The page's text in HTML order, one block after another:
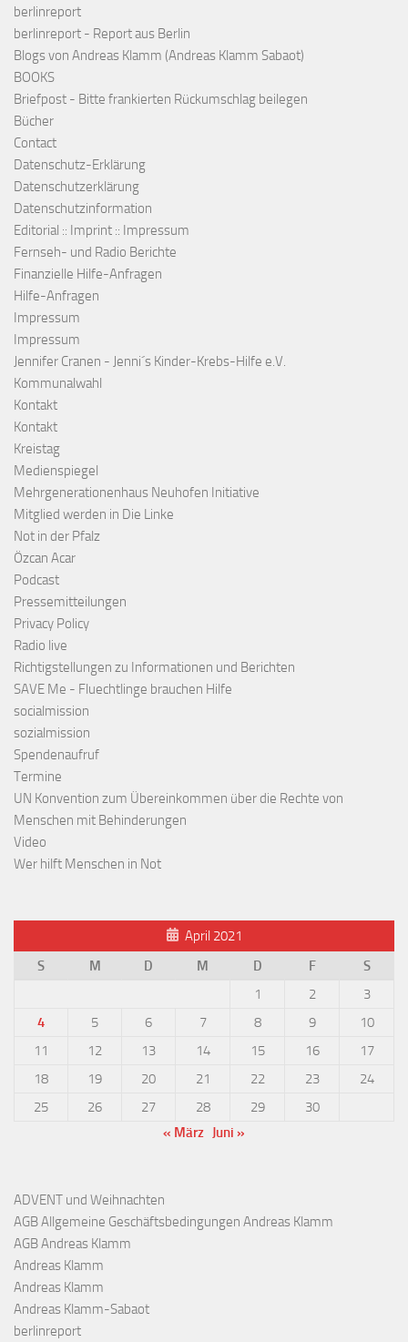
berlinreport
berlinreport - Report aus Berlin
Blogs von Andreas Klamm (Andreas Klamm Sabaot)
BOOKS
Briefpost - Bitte frankierten Rückumschlag beilegen
Bücher
Contact
Datenschutz-Erklärung
Datenschutzerklärung
Datenschutzinformation
Editorial :: Imprint :: Impressum
Fernseh- und Radio Berichte
Finanzielle Hilfe-Anfragen
Hilfe-Anfragen
Impressum
Impressum
Jennifer Cranen - Jenni´s Kinder-Krebs-Hilfe e.V.
Kommunalwahl
Kontakt
Kontakt
Kreistag
Medienspiegel
Mehrgenerationenhaus Neuhofen Initiative
Mitglied werden in Die Linke
Not in der Pfalz
Özcan Acar
Podcast
Pressemitteilungen
Privacy Policy
Radio live
Richtigstellungen zu Informationen und Berichten
SAVE Me - Fluechtlinge brauchen Hilfe
socialmission
sozialmission
Spendenaufruf
Termine
UN Konvention zum Übereinkommen über die Rechte von
Menschen mit Behinderungen
Video
Wer hilft Menschen in Not
April 2021
S
M D M D F
S
1
2
3
4
5 6 7 8 9
10
11
12 13 14 15 16
17
18
19 20 21 22 23
24
25
26 27 28 29
30
« März Juni »
ADVENT und Weihnachten
AGB Allgemeine Geschäftsbedingungen Andreas Klamm
AGB Andreas Klamm
Andreas Klamm
Andreas Klamm
Andreas Klamm-Sabaot
berlinreport